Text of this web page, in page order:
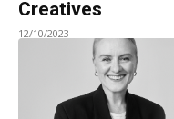
Creatives
12/10/2023